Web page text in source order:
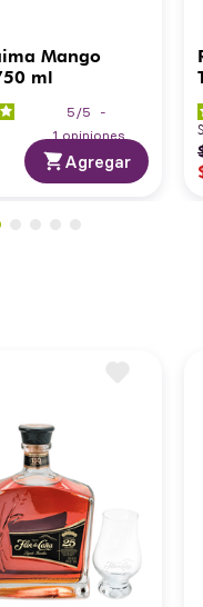
Mango
ml
5 /5
-
1 opiniones
Agregar